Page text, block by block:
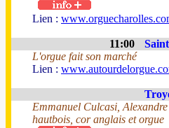
Lien :
11:00
L'orgue fait son marché
Lien :
Emmanuel Culcasi,
hautbois, cor anglais et orgue